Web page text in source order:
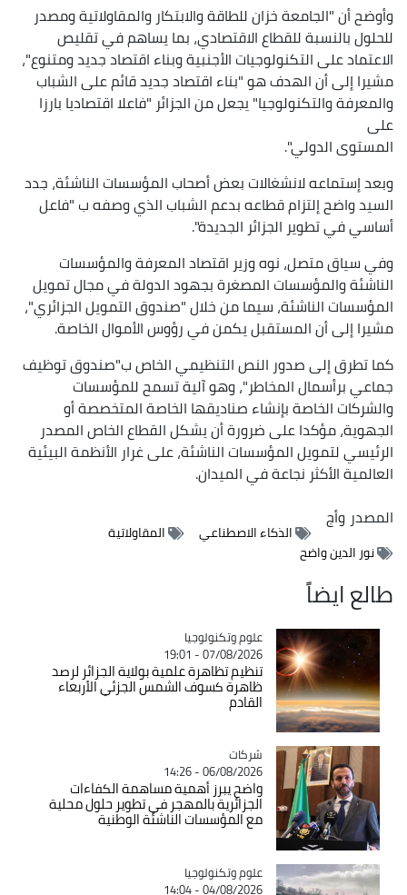
وأوضح أن "الجامعة خزان للطاقة والابتكار والمقاولاتية ومصدر
للحلول بالنسبة للقطاع الاقتصادي، بما يساهم في تقليص
الاعتماد على التكنولوجيات الأجنبية وبناء اقتصاد جديد ومتنوع"،
مشيرا إلى أن الهدف هو "بناء اقتصاد جديد قائم على الشباب
والمعرفة والتكنولوجيا" يجعل من الجزائر "فاعلا اقتصاديا بارزا
على
المستوى الدولي".
وبعد إستماعه لانشغالات بعض أصحاب المؤسسات الناشئة، جدد
السيد واضح إلتزام قطاعه بدعم الشباب الذي وصفه ب "فاعل
أساسي في تطوير الجزائر الجديدة".
وفي سياق متصل، نوه وزير اقتصاد المعرفة والمؤسسات
الناشئة والمؤسسات المصغرة بجهود الدولة في مجال تمويل
المؤسسات الناشئة، سيما من خلال "صندوق التمويل الجزائري"،
مشيرا إلى أن المستقبل يكمن في رؤوس الأموال الخاصة.
كما تطرق إلى صدور النص التنظيمي الخاص ب"صندوق توظيف
جماعي برأسمال المخاطر"، وهو آلية تسمح للمؤسسات
والشركات الخاصة بإنشاء صناديقها الخاصة المتخصصة أو
الجهوية، مؤكدا على ضرورة أن يشكل القطاع الخاص المصدر
الرئيسي لتمويل المؤسسات الناشئة، على غرار الأنظمة البيئية
العالمية الأكثر نجاعة في الميدان.
المصدروأج
الذكاء الاصطناعي
المقاولاتية
نور الدين واضح
طالع ايضاً
Catégorie
علوم وتكنولوجيا
07/08/2026 - 19:01
تنظيم تظاهرة علمية بولاية الجزائر لرصد
ظاهرة كسوف الشمس الجزئي الأربعاء
القادم
Catégorie
شركات
06/08/2026 - 14:26
واضح يبرز أهمية مساهمة الكفاءات
الجزائرية بالمهجر في تطوير حلول محلية
مع المؤسسات الناشئة الوطنية
Catégorie
علوم وتكنولوجيا
04/08/2026 - 14:04